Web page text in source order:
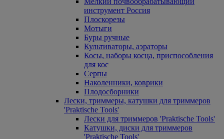
инструмент Россия
Плоскорезы
Мотыги
Буры ручные
Культиваторы, аэраторы
Косы, наборы косца, приспособления
для кос
Серпы
Наколенники, коврики
Плодосборники
Лески, триммеры, катушки для триммеров
'Praktische Tools'
Лески для триммеров 'Praktische Tools'
Катушки, диски для триммеров
'Praktische Tools'